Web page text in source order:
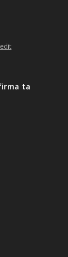
ta